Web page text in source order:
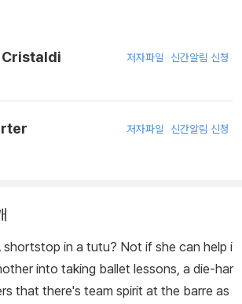
저자파일 신간알림 신청
저자파일 신간알림 신청
shortstop in a tutu? Not if she can help i
into taking ballet lessons, a die-har
that there's team spirit at the barre as